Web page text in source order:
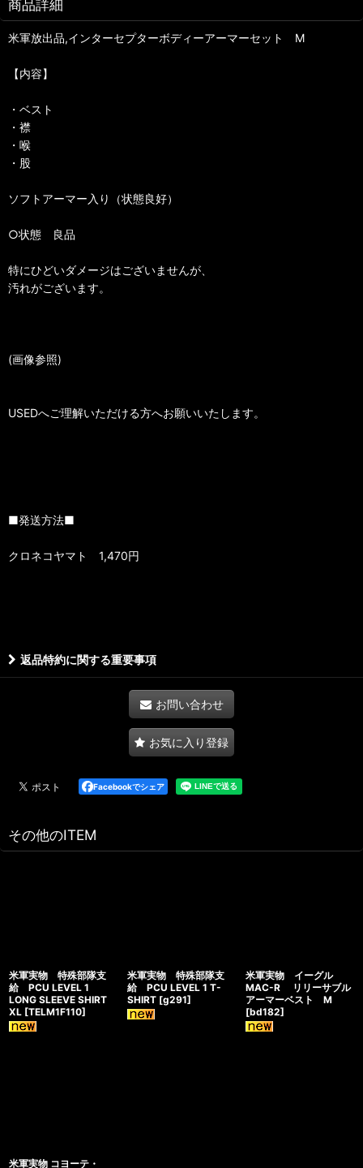
商品詳細
米軍放出品,インターセプターボディーアーマーセット M
【内容】
・ベスト
・襟
・喉
・股
ソフトアーマー入り（状態良好）
○状態 良品
特にひどいダメージはございませんが、
汚れがございます。
(画像参照)
USEDへご理解いただける方へお願いいたします。
■発送方法■
クロネコヤマト 1,470円
返品特約に関する重要事項
お問い合わせ
お気に入り登録
Facebookでシェア
その他のITEM
米軍実物 特殊部隊支
給 PCU LEVEL 1
LONG SLEEVE SHIRT
XL [TELM1F110]
米軍実物 特殊部隊支
給 PCU LEVEL 1 T-
SHIRT [g291]
米軍実物 イーグル
MAC-R リリーサブル
アーマーベスト M
[bd182]
米軍実物 コヨーテ・